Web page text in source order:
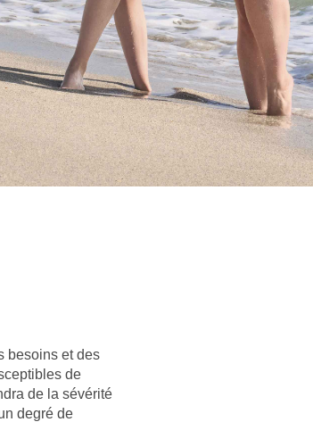
besoins et des
de
de la sévérité
degré de